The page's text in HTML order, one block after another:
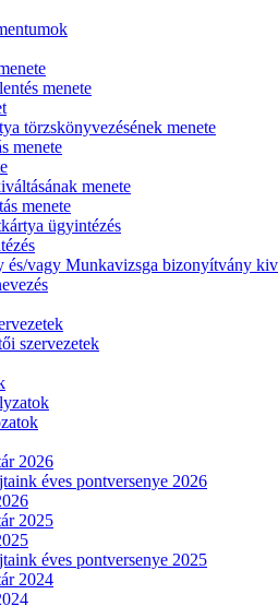
menete
törzskönyvezésének menete
menete
menete
menete
ügyintézés
vagy Munkavizsga bizonyítvány
szervezetek
2026
éves pontversenye 2026
2025
éves pontversenye 2025
2024